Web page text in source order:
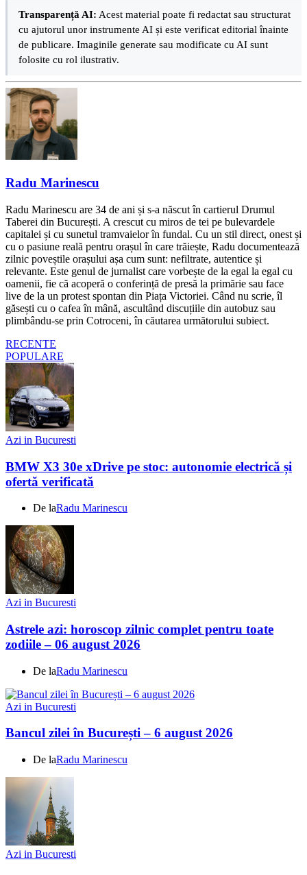
Transparență AI: Acest material poate fi redactat sau structurat
cu ajutorul unor instrumente AI și este verificat editorial înainte
de publicare. Imaginile generate sau modificate cu AI sunt
folosite cu rol ilustrativ.
Radu Marinescu
Radu Marinescu are 34 de ani și s-a născut în cartierul Drumul
Taberei din București. A crescut cu miros de tei pe bulevardele
capitalei și cu sunetul tramvaielor în fundal. Cu un stil direct, onest și
cu o pasiune reală pentru orașul în care trăiește, Radu documentează
zilnic poveștile orașului așa cum sunt: nefiltrate, autentice și
relevante. Este genul de jurnalist care vorbește de la egal la egal cu
oamenii, fie că acoperă o conferință de presă la primărie sau face
live de la un protest spontan din Piața Victoriei. Când nu scrie, îl
găsești cu o cafea în mână, ascultând discuțiile din autobuz sau
plimbându-se prin Cotroceni, în căutarea următorului subiect.
RECENTE
POPULARE
Azi in Bucuresti
BMW X3 30e xDrive pe stoc: autonomie electrică și
ofertă verificată
De laRadu Marinescu
Azi in Bucuresti
Astrele azi: horoscop zilnic complet pentru toate
zodiile – 06 august 2026
De laRadu Marinescu
Azi in Bucuresti
Bancul zilei în București – 6 august 2026
De laRadu Marinescu
Azi in Bucuresti